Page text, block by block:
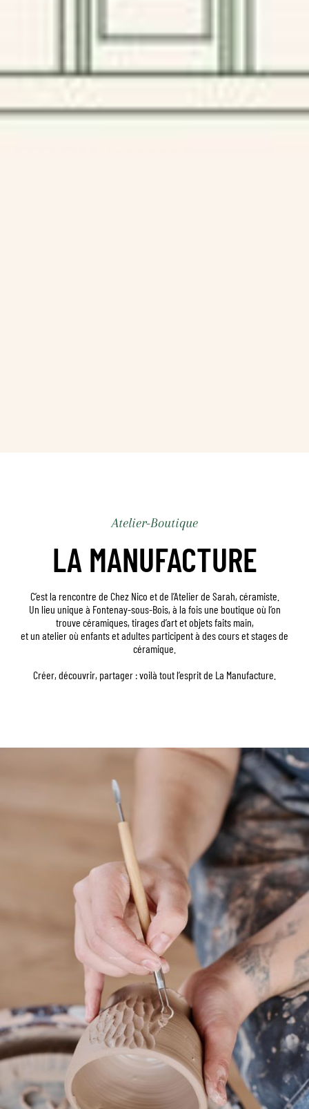
Atelier-Boutique
LA MANUFACTURE
C’est la rencontre de Chez Nico et de l’Atelier de Sarah, céramiste.
Un lieu unique à Fontenay-sous-Bois, à la fois une boutique où l’on
trouve céramiques, tirages d’art et objets faits main,
et un atelier où enfants et adultes participent à des cours et stages de
céramique.
Créer, découvrir, partager : voilà tout l’esprit de La Manufacture.